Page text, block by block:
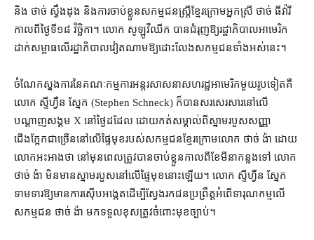
និង ថាច់ ស្វឹងដុង និង​ការ​ចាប់ខ្លួន​សកម្មជន​ស្ត្រី​ខ្មែរក្រោម​អ្នកស្រី ថាច់ ធីវ៉ារី
កាលពី​ថ្ងៃទី​១៨ វិច្ឆិកា​។ លោក សូឡូវីឈីក បាន​ជំរុញ​ឱ្យ​រដ្ឋាភិបាល​អាមេរិក​
ដាក់​សម្ពាធ​លើ​រដ្ឋាភិបាល​វៀតណាម​ឱ្យ​ដោះលែង​សកម្មជន​ទាំងអស់​នេះ។
ចំណែក​ស្នងការ​នៃ​គណៈកម្មការ​អន្តរ​សាសនា​សហរដ្ឋអាមេរិក​មួយ​រូប​ទៀត​គឺ​
លោក ស្ទីហ្វឺន ស្នែក (Stephen Schneck) ក៏បាន​សរសេរ​សារ​នៅ​លើ​
បណ្ដាញ​សង្គម X នៅ​ថ្ងៃ​ដដែល ដោយ​កត់សម្គាល់​ពី​ស្នាមរបួស​សញ្ញា​
ជើងក្អែក​ជាច្រើន​នៅ​លើ​ផ្ទៃមុខ​របស់​សកម្មជន​ខ្មែរក្រោម​លោក ថាច់ ង៉ា ដោយ​
លោក​អះអាង​ថា នៅ​មុន​ពេល​ត្រូវ​បាន​ចាប់ខ្លួន​កាលពី​ខែមីនា​កន្លង​ទៅ លោក
ថាច់ ង៉ា មិន​មាន​ស្នាមរបួស​នៅ​លើ​ផ្ទៃមុខ​នោះ​ឡើយ​។ លោក ស្ទីហ្វឺន ស្នែក
ទាមទារ​ឱ្យ​មាន​ការស៊ើបអង្កេត​ដើម្បី​ស្វែងរក​ជន​ប្រព្រឹត្ត​អំពើ​ទារុណកម្ម​លើ​
សកម្មជន ថាច់ ង៉ា មក​ទទួលខុស​ត្រូវ​ចំពោះ​មុខ​ច្បាប់។